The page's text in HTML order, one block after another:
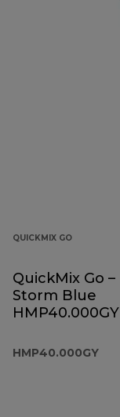
QUICKMIX GO
QuickMix Go –
Storm Blue
HMP40.000GY
HMP40.000GY